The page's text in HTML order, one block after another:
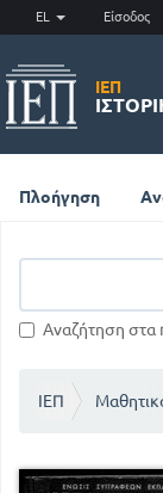
EL Είσοδος
ΙΕΠ
Πλοήγηση
Αναζήτηση στα
ΙΕΠ